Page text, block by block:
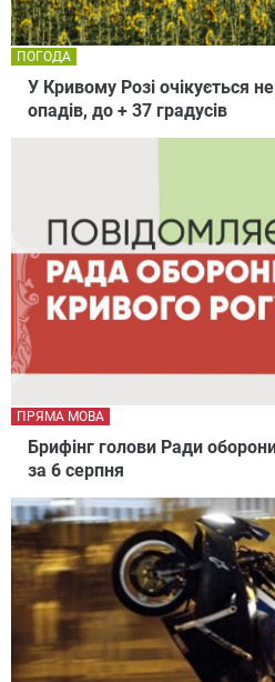
У Кривому Розі очікується
опадів, до + 37 градусів
ПОГОДА
Брифінг голови Ради
за 6 серпня
ПРЯМА МОВА